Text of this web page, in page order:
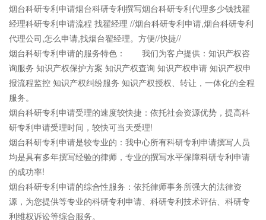
烟台科研专利申请烟台科研专利撰写烟台科研专利代理多少钱找翟
经理科研专利申请流程 找翟经理 //烟台科研专利申请,烟台科研专利
代理公司,怎么申请,找烟台翟经理。方便//快捷//
烟台科研专利申请的服务特色： 我们为客户提供：知识产权咨
询服务 知识产权保护方案 知识产权查询 知识产权申请 知识产权申
报流程监控 知识产权纠纷服务 知识产权授权、转让，一体化的全程
服务。
烟台科研专利申请受理的速度较快捷：依托社会资源优势，提高科
研专利申请受理时间，较快可当天受理!
烟台科研专利申请是较专业的：我中心所有科研专利申请撰写人员
均是具有多年撰写经验的律师，专业的撰写水平保障科研专利申请
的成功率!
烟台科研专利申请的综合性服务：依托律师事务所强大的法律资
源，为您提供等专业的科研专利申请、科研专利技术评估、科研专
利维权诉讼等综合服务。